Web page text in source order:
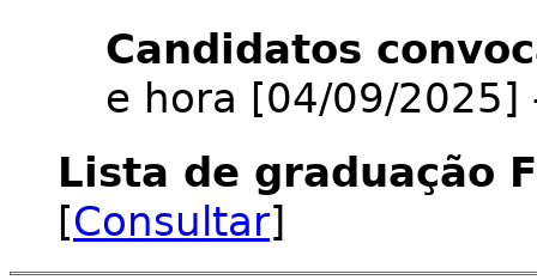
Candidatos
e hora [04/09/2025]
Lista de graduação
[Consultar]